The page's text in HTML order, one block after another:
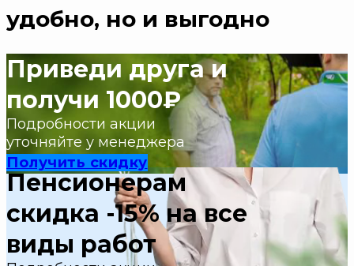
удобно, но и выгодно
Приведи друга и
получи 1000₽
Подробности акции
уточняйте у менеджера
Получить скидку
Пенсионерам
скидка -15% на все
виды работ